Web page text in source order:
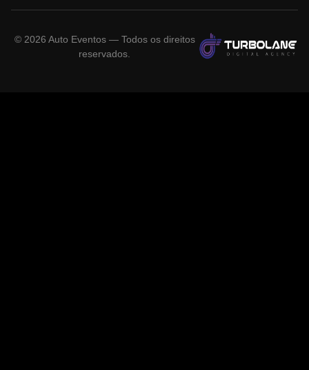
© 2026 Auto Eventos — Todos os direitos
reservados.